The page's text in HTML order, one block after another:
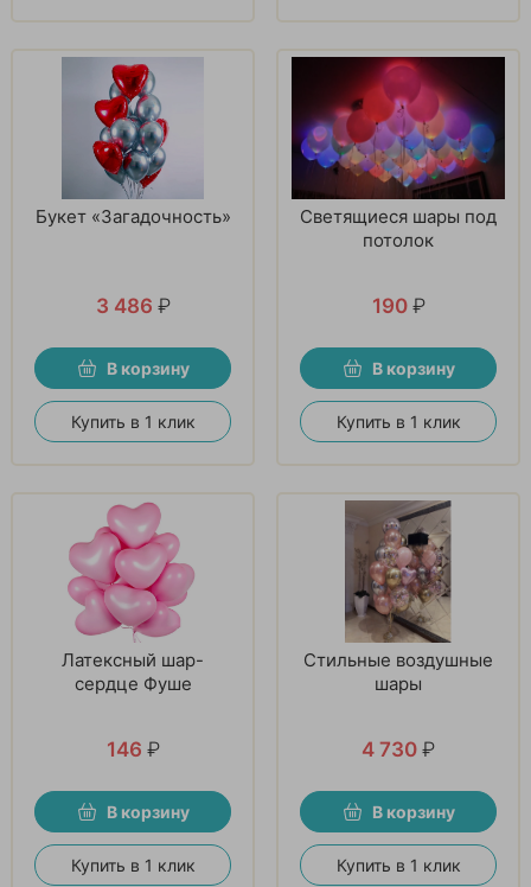
Букет «Загадочность»
3 486 ₽
В корзину
Купить в 1 клик
Светящиеся шары под
потолок
190 ₽
В корзину
Купить в 1 клик
Латексный шар-
сердце Фуше
146 ₽
В корзину
Купить в 1 клик
Стильные воздушные
шары
4 730 ₽
В корзину
Купить в 1 клик